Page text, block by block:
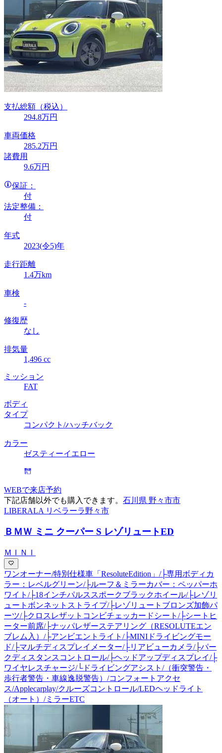
支払総額 （税込）
294.8万円
車両価格
285.2万円
諸費用
9.6万円
保証：
付
法定整備：
付
年式
2023(令5)年
走行距離
1.4万km
車検
-
修復歴
なし
排気量
1,496 cc
ミッション
FAT
ボディ
タイプ
コンパクト/ハッチバック
カラー
ゼスティーイエロー
WEBで来店予約
下記店舗以外でも購入できます。 石川県 野々市市
LIBERALA リベラーラ野々市
ＢＭＷ ミニ クーパー S レゾリュートED
ＭＩＮＩ
ワンオーナー/特別仕様車「ResoluteEdition」/├専用ボディカ
ラー：レベルグリーン/├ルーフ＆ミラーカバー：ペッパーホ
ワイト/├18インチパルススポークブラックホイール/├レゾリ
ュートボンネットストライプ/├レゾリュートブロンズ加飾パ
ーツ/├クロスレザットコンビチェッカードシート/├シートヒ
ーター前席/├ナッパレザーステアリング（RESOLUTEエン
ブレム入）/├アンビエントライト/├MINIドライビングモー
ド/├マルチディスプレイメーター/├リアビューカメラ/├パー
クディスタンスコントロール/├ヘッドアップディスプレイ/├
ワイヤレスチャージ/└ドライビングアシスト/（衝突警告・
歩行者警告・車線逸脱警告）/コンフォートアクセ
ス/Applecarplay/クルーズコントロール/LEDヘッドライト
（オート）/ミラーETC